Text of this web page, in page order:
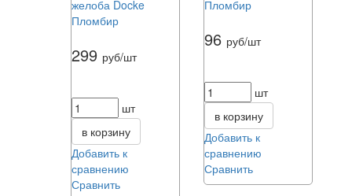
299 руб/шт
шт
в корзину
Добавить к
сравнению
Сравнить
96 руб/шт
шт
в корзину
Добавить к
сравнению
Сравнить